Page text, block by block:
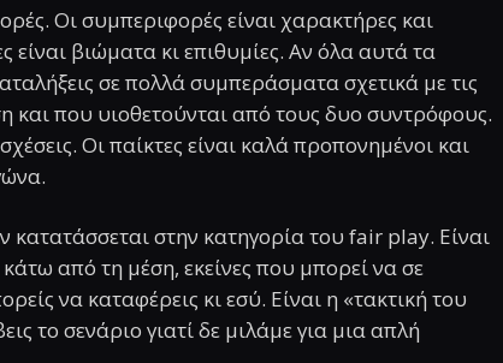
Οι συμπεριφορές είναι χαρακτήρες και
βιώματα κι επιθυμίες. Αν όλα αυτά τα
σε πολλά συμπεράσματα σχετικά με τις
και που υιοθετούνται από τους δυο συντρόφους.
Οι παίκτες είναι καλά προπονημένοι και
κατατάσσεται στην κατηγορία του fair play. Είναι
από τη μέση, εκείνες που μπορεί να σε
να καταφέρεις κι εσύ. Είναι η «τακτική του
το σενάριο γιατί δε μιλάμε για μια απλή